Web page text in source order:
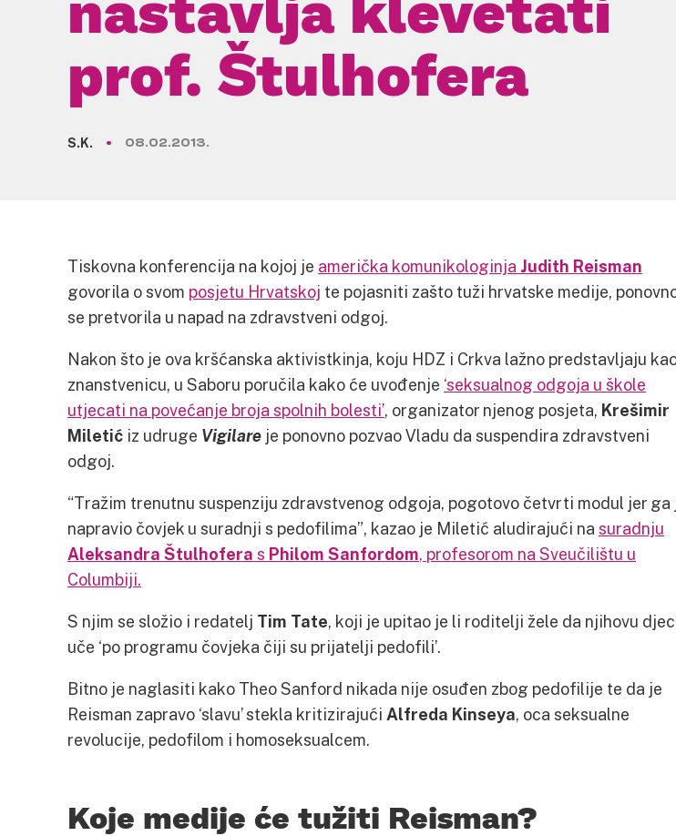
prof. Štulhofera
S.K. 08.02.2013.
Tiskovna konferencija na kojoj je američka komunikologinja Judith Reisman
govorila o svom posjetu Hrvatskoj te pojasniti zašto tuži hrvatske medije,
se pretvorila u napad na zdravstveni odgoj.
Nakon što je ova kršćanska aktivistkinja, koju HDZ i Crkva lažno predstavljaju
znanstvenicu, u Saboru poručila kako će uvođenje ‘seksualnog odgoja u škole
utjecati na povećanje broja spolnih bolesti’, organizator njenog posjeta, Krešimir
Miletić iz udruge Vigilare je ponovno pozvao Vladu da suspendira zdravstveni
odgoj.
“Tražim trenutnu suspenziju zdravstvenog odgoja, pogotovo četvrti modul jer ga
napravio čovjek u suradnji s pedofilima”, kazao je Miletić aludirajući na suradnju
Aleksandra Štulhofera s Philom Sanfordom, profesorom na Sveučilištu u
Columbiji.
S njim se složio i redatelj Tim Tate, koji je upitao je li roditelji žele da njihovu
uče ‘po programu čovjeka čiji su prijatelji pedofili’.
Bitno je naglasiti kako Theo Sanford nikada nije osuđen zbog pedofilije te da je
Reisman zapravo ‘slavu’ stekla kritizirajući Alfreda Kinseya, oca seksualne
revolucije, pedofilom i homoseksualcem.
Koje medije će tužiti Reisman?